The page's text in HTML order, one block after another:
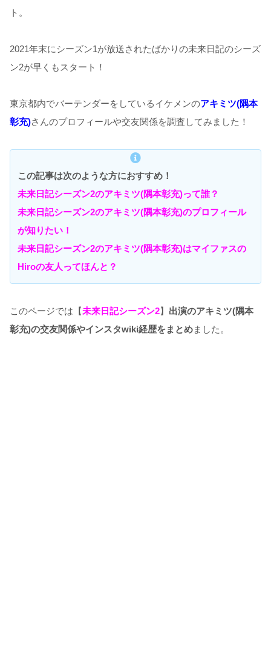
ト。
2021年末にシーズン1が放送されたばかりの未来日記のシーズ
ン2が早くもスタート！
東京都内でバーテンダーをしているイケメンのアキミツ(隅本
彰充)さんのプロフィールや交友関係を調査してみました！
この記事は次のような方におすすめ！
未来日記シーズン2のアキミツ(隅本彰充)って誰？
未来日記シーズン2のアキミツ(隅本彰充)のプロフィール
が知りたい！
未来日記シーズン2のアキミツ(隅本彰充)はマイファスの
Hiroの友人ってほんと？
このページでは【未来日記シーズン2】 出演のアキミツ(隅本
彰充)の交友関係やインスタwiki経歴をまとめました。